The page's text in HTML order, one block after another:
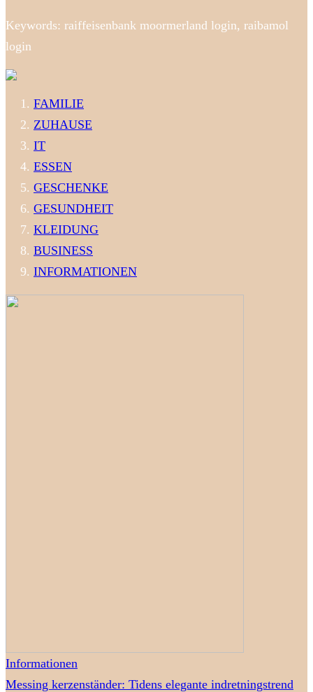
Keywords: raiffeisenbank moormerland login, raibamol
login
FAMILIE
ZUHAUSE
IT
ESSEN
GESCHENKE
GESUNDHEIT
KLEIDUNG
BUSINESS
INFORMATIONEN
Informationen
Messing kerzenständer: Tidens elegante indretningstrend